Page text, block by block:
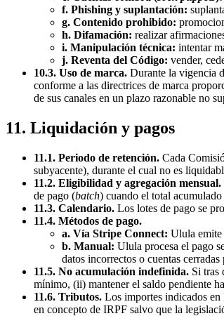
f. Phishing y suplantación:
g. Contenido prohibido:
h. Difamación: realizar
i. Manipulación técnica: intentar
j. Reventa del Código: vender,
10.3. Uso de marca. Durante la vigencia
conforme a las directrices de marca
de sus canales en un plazo razonable no
11. Liquidación y pagos
11.1. Periodo de retención. Cada
subyacente), durante el cual no es
11.2. Eligibilidad y agregación mensual.
de pago (batch) cuando el total
11.3. Calendario. Los lotes de pago se
11.4. Métodos de pago.
a. Vía Stripe Connect: Ulula emite
b. Manual: Ulula procesa el pago
datos incorrectos o cuentas
11.5. No acumulación indefinida. Si tras
mínimo, (ii) mantener el saldo pendiente
11.6. Tributos. Los importes indicados en
en concepto de IRPF salvo que la